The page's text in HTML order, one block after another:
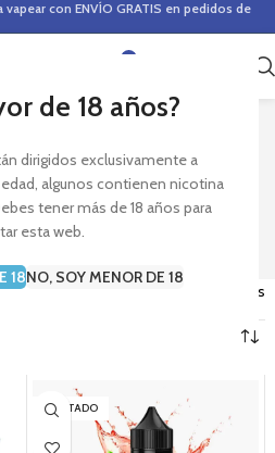
de 18 años?
dirigidos exclusivamente a
algunos contienen nicotina
tener más de 18 años para
esta web.
18NO, SOY MENOR DE 18
con ENVÍO GRATIS en pedidos de
0
for: adams
Mostrando los 2 resultados
AGOTADO